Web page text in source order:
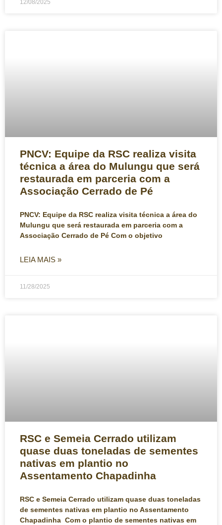
12/08/2025
PNCV: Equipe da RSC realiza visita
técnica a área do Mulungu que será
restaurada em parceria com a
Associação Cerrado de Pé
PNCV: Equipe da RSC realiza visita técnica a área do
Mulungu que será restaurada em parceria com a
Associação Cerrado de Pé Com o objetivo
LEIA MAIS »
11/28/2025
RSC e Semeia Cerrado utilizam
quase duas toneladas de sementes
nativas em plantio no
Assentamento Chapadinha
RSC e Semeia Cerrado utilizam quase duas toneladas
de sementes nativas em plantio no Assentamento
Chapadinha Com o plantio de sementes nativas em